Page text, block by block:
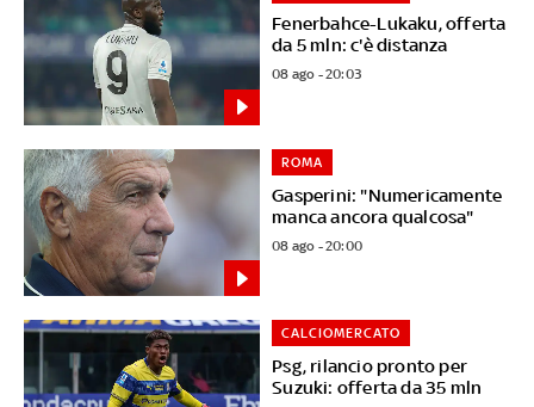
Fenerbahce-Lukaku, offerta
da 5 mln: c'è distanza
08 ago - 20:03
Gasperini: "Numericamente
manca ancora qualcosa"
ROMA
08 ago - 20:00
Psg, rilancio pronto per
Suzuki: offerta da 35 mln
CALCIOMERCATO